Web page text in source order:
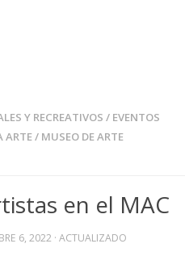
Y RECREATIVOS / EVENTOS
ARTE/ MUSEO DE ARTE
en el MAC
6, 2022 · ACTUALIZADO